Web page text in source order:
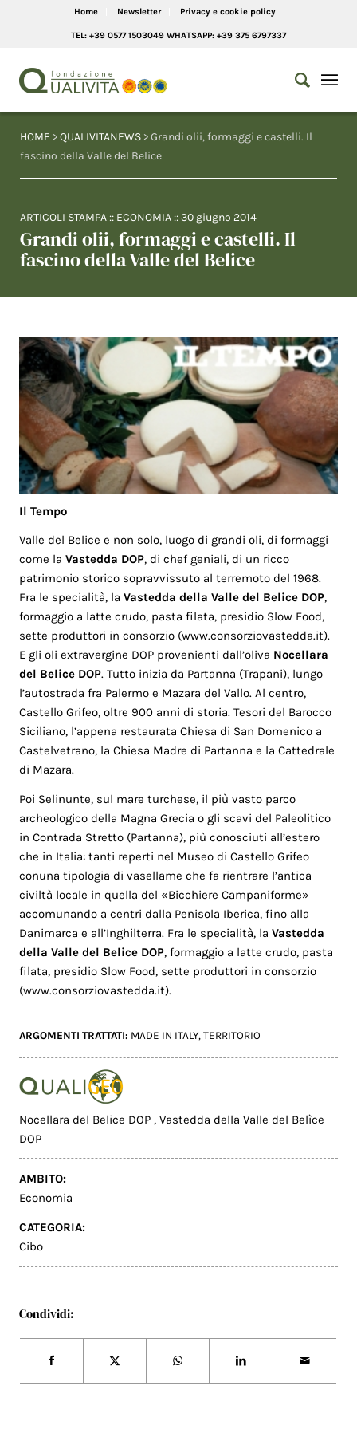
Home Newsletter Privacy e cookie policy
TEL: +39 0577 1503049 WHATSAPP: +39 375 6797337
HOME >QUALIVITANEWS > Grandi olii, formaggi e castelli. Il
fascino della Valle del Belice
ARTICOLI STAMPA :: ECONOMIA ::30 giugno 2014
Grandi olii, formaggi e castelli. Il
fascino della Valle del Belice
Il Tempo
Valle del Belice e non solo, luogo di grandi oli, di formaggi
come laVastedda DOP, di chef geniali, di un ricco
patrimonio storico sopravvissuto al terremoto del 1968.
Fra le specialità, laVastedda della Valle del Belice DOP,
formaggio a latte crudo, pasta filata, presidio Slow Food,
sette produttori in consorzio (www.consorziovastedda.it).
E gli oli extravergine DOP provenienti dall’oliva Nocellara
del Belice DOP. Tutto inizia da Partanna (Trapani), lungo
l’autostrada fra Palermo e Mazara del Vallo. Al centro,
Castello Grifeo, oltre 900 anni di storia. Tesori del Barocco
Siciliano, l’appena restaurata Chiesa di San Domenico a
Castelvetrano, la Chiesa Madre di Partanna e la Cattedrale
di Mazara.
Poi Selinunte, sul mare turchese, il più vasto parco
archeologico della Magna Grecia o gli scavi del Paleolitico
in Contrada Stretto (Partanna), più conosciuti all’estero
che in Italia: tanti reperti nel Museo di Castello Grifeo
conuna tipologia di vasellame che fa rientrare l’antica
civiltà locale in quella del «Bicchiere Campaniforme»
accomunando a centri dalla Penisola Iberica, fino alla
Danimarca e all’Inghilterra. Fra le specialità, laVastedda
della Valle del Belice DOP, formaggio a latte crudo, pasta
filata, presidio Slow Food, sette produttori in consorzio
(www.consorziovastedda.it).
ARGOMENTI TRATTATI: MADE IN ITALY,TERRITORIO
Nocellara del Belice DOP ,Vastedda della Valle del Belìce
DOP
AMBITO:
Economia
CATEGORIA:
Cibo
Condividi: